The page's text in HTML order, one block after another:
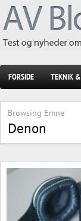
FORSIDE TEKNIK
Browsing Emne
Denon